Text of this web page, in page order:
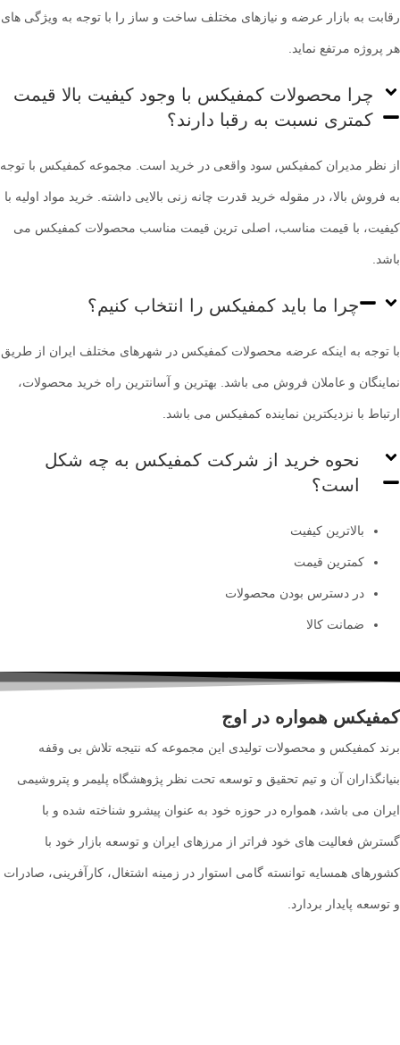
رقابت به بازار عرضه و نیازهای مختلف ساخت و ساز را با توجه به ویژگی های
هر پروژه مرتفع نماید.
چرا محصولات کمفیکس با وجود کیفیت بالا قیمت
کمتری نسبت به رقبا دارند؟
از نظر مدیران کمفیکس سود واقعی در خرید است. مجموعه کمفیکس با توجه
به فروش بالا، در مقوله خرید قدرت چانه زنی بالایی داشته. خرید مواد اولیه با
کیفیت، با قیمت مناسب، اصلی ترین قیمت مناسب محصولات کمفیکس می
باشد.
چرا ما باید کمفیکس را انتخاب کنیم؟
با توجه به اینکه عرضه محصولات کمفیکس در شهرهای مختلف ایران از طریق
نماینگان و عاملان فروش می باشد. بهترین و آسانترین راه خرید محصولات،
ارتباط با نزدیکترین نماینده کمفیکس می باشد.
نحوه خرید از شرکت کمفیکس به چه شکل
است؟
بالاترین کیفیت
کمترین قیمت
در دسترس بودن محصولات
ضمانت کالا
کمفیکس همواره در اوج
برند کمفیکس و محصولات تولیدی این مجموعه که نتیجه تلاش بی وقفه
بنیانگذاران آن و تیم تحقیق و توسعه تحت نظر پژوهشگاه پلیمر و پتروشیمی
ایران می باشد، همواره در حوزه خود به عنوان پیشرو شناخته شده و با
گسترش فعالیت های خود فراتر از مرزهای ایران و توسعه بازار خود با
کشورهای همسایه توانسته گامی استوار در زمینه اشتغال، کارآفرینی، صادرات
و توسعه پایدار بردارد.